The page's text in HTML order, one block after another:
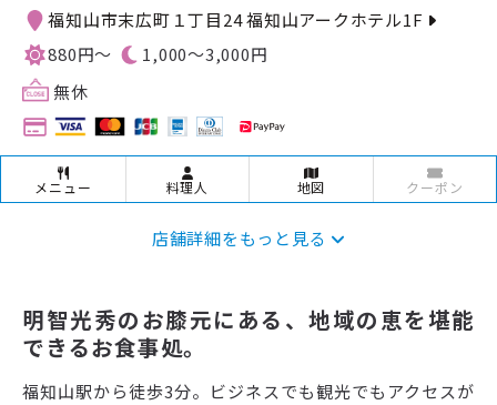
福知山市末広町１丁目24 福知山アークホテル1F
880円～
1,000〜3,000円
無休
メニュー 料理人 地図 クーポン
店舗詳細をもっと見る
明智光秀のお膝元にある、地域の恵を堪能
できるお食事処。
福知山駅から徒歩3分。ビジネスでも観光でもアクセスが